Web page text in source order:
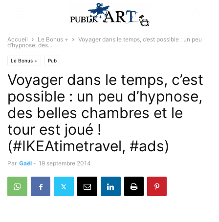
Accueil Le Bonus +
Voyager dans le temps, c’est possible : un peu
d’hypnose, des...
Le Bonus + Pub
Voyager dans le temps, c’est
possible : un peu d’hypnose,
des belles chambres et le
tour est joué !
(#IKEAtimetravel, #ads)
Par Gaël - 19 septembre 2014